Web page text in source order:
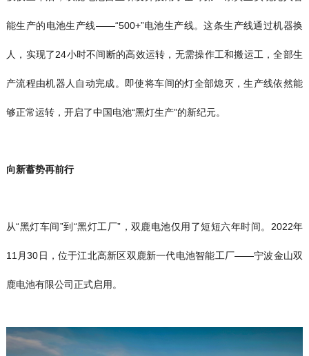
能生产的电池生产线——“500+”电池生产线。这条生产线通过机器换
人，实现了24小时不间断的高效运转，无需操作工和搬运工，全部生
产流程由机器人自动完成。即使将车间的灯全部熄灭，生产线依然能
够正常运转，开启了中国电池“黑灯生产”的新纪元。
向新蓄势再前行
从“黑灯车间”到“黑灯工厂”，双鹿电池仅用了短短六年时间。2022年
11月30日，位于江北高新区双鹿新一代电池智能工厂——宁波金山双
鹿电池有限公司正式启用。